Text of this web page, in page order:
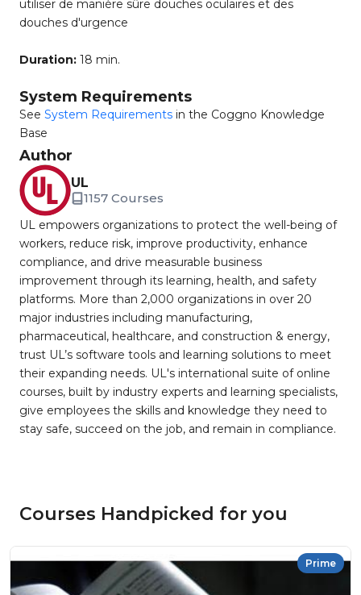
utiliser de manière sûre douches oculaires et des
douches d'urgence
Duration: 18 min.
System Requirements
See System Requirements in the Coggno Knowledge
Base
Author
UL
1157 Courses
UL empowers organizations to protect the well-being of
workers, reduce risk, improve productivity, enhance
compliance, and drive measurable business
improvement through its learning, health, and safety
platforms. More than 2,000 organizations in over 20
major industries including manufacturing,
pharmaceutical, healthcare, and construction & energy,
trust UL’s software tools and learning solutions to meet
their expanding needs. UL's international suite of online
courses, built by industry experts and learning specialists,
give employees the skills and knowledge they need to
stay safe, succeed on the job, and remain in compliance.
Courses Handpicked for you
Prime